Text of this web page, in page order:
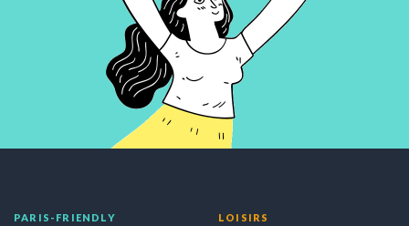
PARIS-FRIENDLY LOISIRS